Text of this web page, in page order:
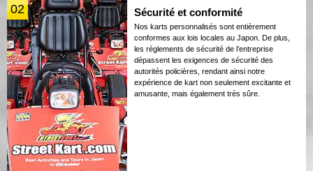
02 Sécurité et conformité
Nos karts personnalisés sont entièrement
conformes aux lois locales au Japon. De plus,
les règlements de sécurité de l’entreprise
dépassent les exigences de sécurité des
autorités policières, rendant ainsi notre
expérience de kart non seulement excitante et
amusante, mais également très sûre.